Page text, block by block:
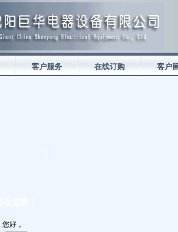
客户服务 在线订购 客户
您好，